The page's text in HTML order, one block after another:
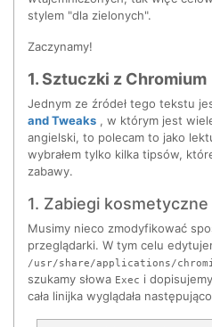
stylem "dla zielonych".
Zaczynamy!
1. Sztuczki z Chromium
Jednym ze źródeł tego tekstu
and Tweaks , w którym jest
angielski, to polecam to jako
wybrałem tylko kilka tipsów,
zabawy.
1. Zabiegi kosmetyczne
Musimy nieco zmodyfikować
przeglądarki. W tym celu
/usr/share/applications/
szukamy słowa Exec i
cała linijka wyglądała